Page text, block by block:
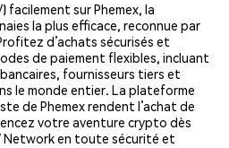
facilement sur Phemex, la
la plus efficace, reconnue par
d’achats sécurisés et
de paiement flexibles, incluant
fournisseurs tiers et
le monde entier. La plateforme
de Phemex rendent l’achat de
votre aventure crypto dès
Network en toute sécurité et